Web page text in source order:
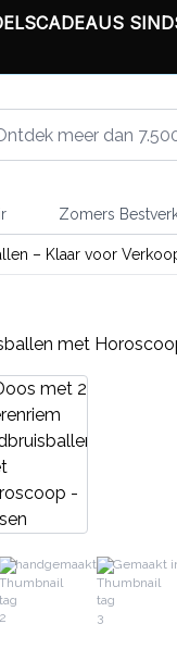
Zomers
– Klaar voor
handgemaakt Gemaakt